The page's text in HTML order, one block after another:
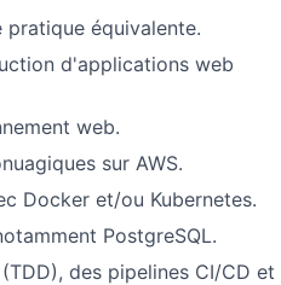
équivalente.
d'applications web
web.
sur AWS.
Docker et/ou Kubernetes.
PostgreSQL.
des pipelines CI/CD et